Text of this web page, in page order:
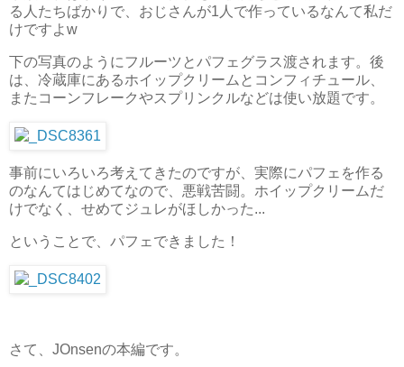
る人たちばかりで、おじさんが1人で作っているなんて私だ
けですよw
下の写真のようにフルーツとパフェグラス渡されます。後
は、冷蔵庫にあるホイップクリームとコンフィチュール、
またコーンフレークやスプリンクルなどは使い放題です。
事前にいろいろ考えてきたのですが、実際にパフェを作る
のなんてはじめてなので、悪戦苦闘。ホイップクリームだ
けでなく、せめてジュレがほしかった...
ということで、パフェできました！
さて、JOnsenの本編です。